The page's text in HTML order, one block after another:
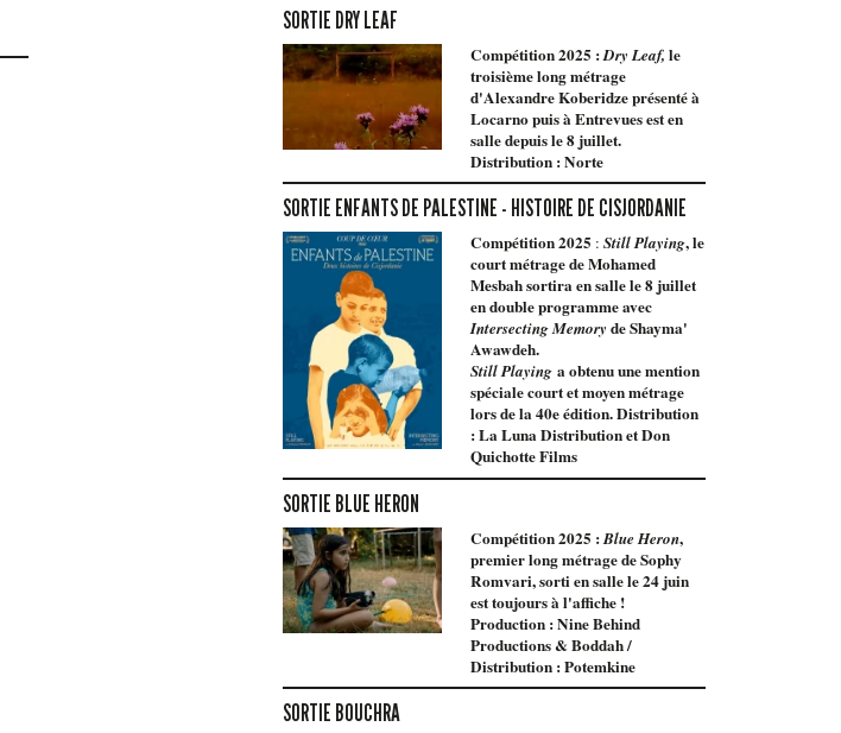
SORTIE DRY LEAF
Compétition 2025 :Dry Leaf, le
troisième long métrage
d'Alexandre Koberidze présenté à
Locarno puis à Entrevues est en
salle depuis le 8 juillet.
Distribution : Norte
SORTIE ENFANTS DE PALESTINE - HISTOIRE DE CISJORDANIE
Compétition 2025 :Still Playing, le
court métrage de Mohamed
Mesbah sortira en salle le 8 juillet
en double programme avec
Intersecting Memory de Shayma'
Awawdeh.
Still Playinga obtenu une mention
spéciale court et moyen métrage
lors de la 40e édition. Distribution
: La Luna Distribution et Don
Quichotte Films
SORTIE BLUE HERON
Compétition 2025 :Blue Heron,
premier long métrage de Sophy
Romvari, sorti en salle le 24 juin
est toujours à l'affiche !
Production : Nine Behind
Productions & Boddah /
Distribution : Potemkine
SORTIE BOUCHRA